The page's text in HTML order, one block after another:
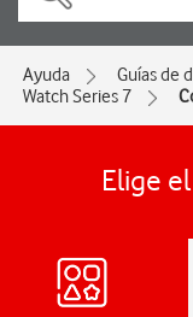
Ayuda Guías de
Watch Series 7
Elige